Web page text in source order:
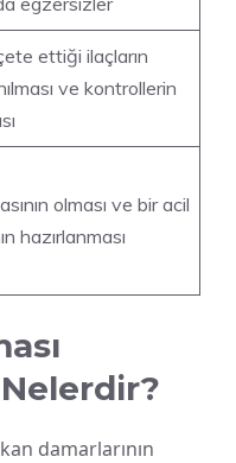
ettiği ilaçların
ve kontrollerin
olması ve bir acil
hazırlanması
damarlarının